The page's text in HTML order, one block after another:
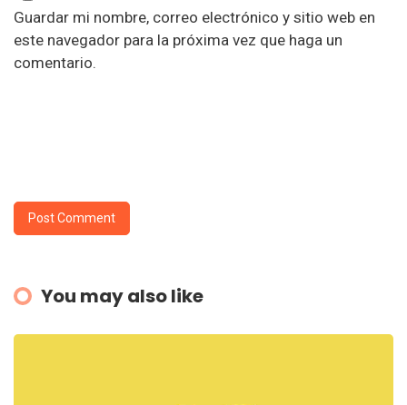
Guardar mi nombre, correo electrónico y sitio web en
este navegador para la próxima vez que haga un
comentario.
You may also like